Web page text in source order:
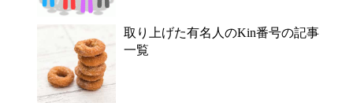
取り上げた有名人のKin番号の記事
一覧